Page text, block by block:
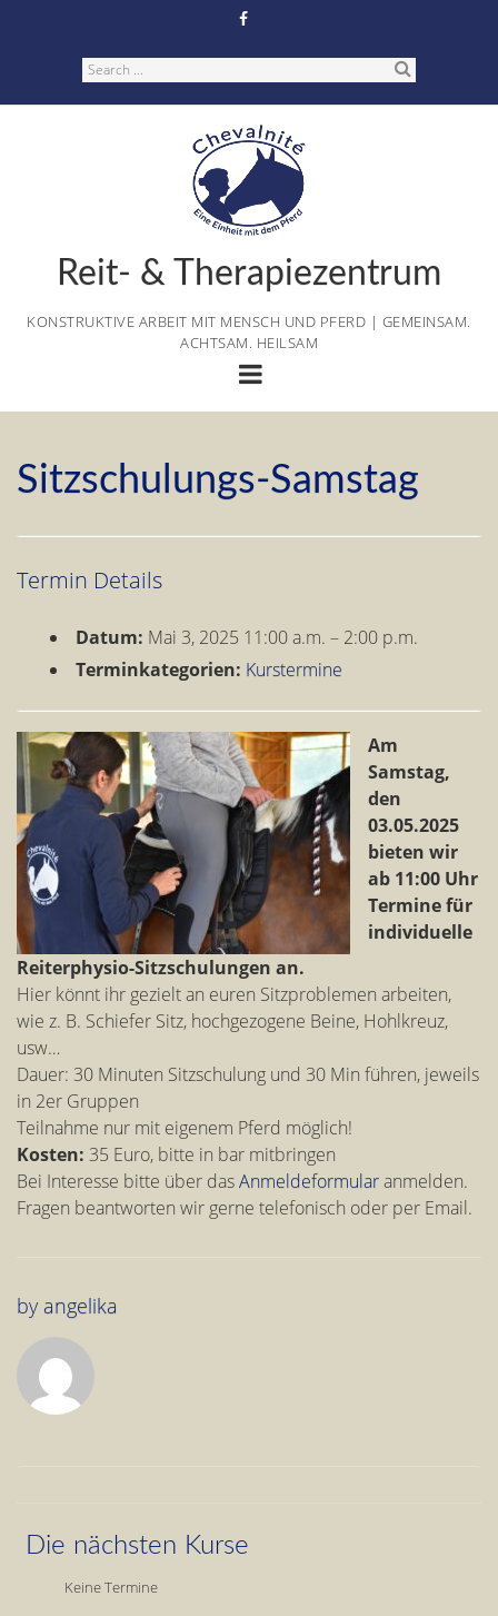
Search
Reit- & Therapiezentrum
KONSTRUKTIVE ARBEIT MIT MENSCH UND PFERD | GEMEINSAM.
ACHTSAM. HEILSAM
Sitzschulungs-Samstag
Termin Details
Datum: Mai 3, 2025 11:00 a.m. – 2:00 p.m.
Terminkategorien: Kurstermine
Am
Samstag,
den
03.05.2025
bieten wir
ab 11:00 Uhr
Termine für
individuelle
Reiterphysio-Sitzschulungen an.
Hier könnt ihr gezielt an euren Sitzproblemen arbeiten,
wie z. B. Schiefer Sitz, hochgezogene Beine, Hohlkreuz,
usw…
Dauer: 30 Minuten Sitzschulung und 30 Min führen, jeweils
in 2er Gruppen
Teilnahme nur mit eigenem Pferd möglich!
Kosten: 35 Euro, bitte in bar mitbringen
Bei Interesse bitte über dasAnmeldeformularanmelden.
Fragen beantworten wir gerne telefonisch oder per Email.
by angelika
Die nächsten Kurse
Keine Termine